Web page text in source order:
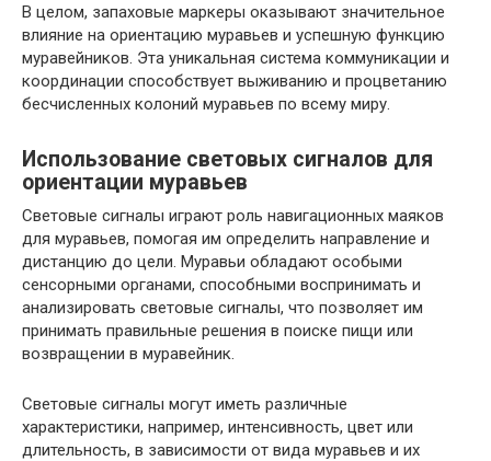
В целом, запаховые маркеры оказывают значительное
влияние на ориентацию муравьев и успешную функцию
муравейников. Эта уникальная система коммуникации и
координации способствует выживанию и процветанию
бесчисленных колоний муравьев по всему миру.
Использование световых сигналов для
ориентации муравьев
Световые сигналы играют роль навигационных маяков
для муравьев, помогая им определить направление и
дистанцию до цели. Муравьи обладают особыми
сенсорными органами, способными воспринимать и
анализировать световые сигналы, что позволяет им
принимать правильные решения в поиске пищи или
возвращении в муравейник.
Световые сигналы могут иметь различные
характеристики, например, интенсивность, цвет или
длительность, в зависимости от вида муравьев и их